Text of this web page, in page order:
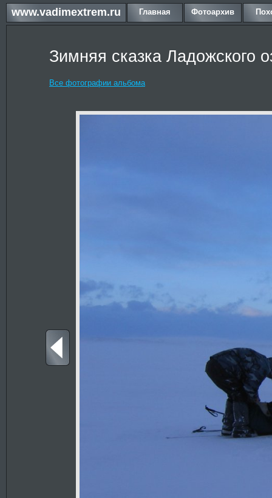
www.vadimextrem.ru Главная Фотоархив
Зимняя сказка Ладожского
Все фотографии альбома